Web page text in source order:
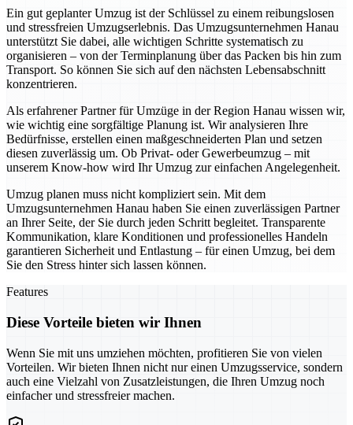
Ein gut geplanter Umzug ist der Schlüssel zu einem reibungslosen
und stressfreien Umzugserlebnis. Das Umzugsunternehmen Hanau
unterstützt Sie dabei, alle wichtigen Schritte systematisch zu
organisieren – von der Terminplanung über das Packen bis hin zum
Transport. So können Sie sich auf den nächsten Lebensabschnitt
konzentrieren.
Als erfahrener Partner für Umzüge in der Region Hanau wissen wir,
wie wichtig eine sorgfältige Planung ist. Wir analysieren Ihre
Bedürfnisse, erstellen einen maßgeschneiderten Plan und setzen
diesen zuverlässig um. Ob Privat- oder Gewerbeumzug – mit
unserem Know-how wird Ihr Umzug zur einfachen Angelegenheit.
Umzug planen muss nicht kompliziert sein. Mit dem
Umzugsunternehmen Hanau haben Sie einen zuverlässigen Partner
an Ihrer Seite, der Sie durch jeden Schritt begleitet. Transparente
Kommunikation, klare Konditionen und professionelles Handeln
garantieren Sicherheit und Entlastung – für einen Umzug, bei dem
Sie den Stress hinter sich lassen können.
Features
Diese Vorteile bieten wir Ihnen
Wenn Sie mit uns umziehen möchten, profitieren Sie von vielen
Vorteilen. Wir bieten Ihnen nicht nur einen Umzugsservice, sondern
auch eine Vielzahl von Zusatzleistungen, die Ihren Umzug noch
einfacher und stressfreier machen.